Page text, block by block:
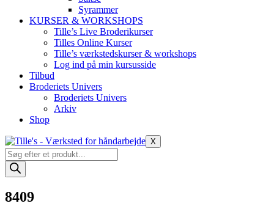
Syrammer
KURSER & WORKSHOPS
Tille’s Live Broderikurser
Tilles Online Kurser
Tille’s værkstedskurser & workshops
Log ind på min kursusside
Tilbud
Broderiets Univers
Broderiets Univers
Arkiv
Shop
X
Products
search
8409